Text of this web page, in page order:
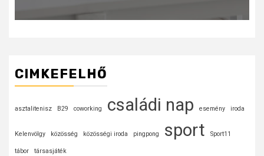
CIMKEFELHŐ
asztalitenisz B29 coworking családi nap esemény iroda
Kelenvölgy közösség közösségi iroda pingpong sport Sport11
tábor társasjáték